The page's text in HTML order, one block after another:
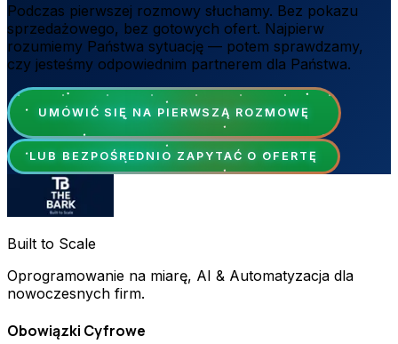
Podczas pierwszej rozmowy słuchamy. Bez pokazu
sprzedażowego, bez gotowych ofert. Najpierw
rozumiemy Państwa sytuację — potem sprawdzamy,
czy jesteśmy odpowiednim partnerem dla Państwa.
UMÓWIĆ SIĘ NA PIERWSZĄ ROZMOWĘ
LUB BEZPOŚREDNIO ZAPYTAĆ O OFERTĘ
Built to Scale
Oprogramowanie na miarę, AI & Automatyzacja dla
nowoczesnych firm.
Obowiązki Cyfrowe